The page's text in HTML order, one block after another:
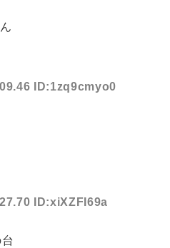
ID:1zq9cmyo0
ID:xiXZFI69a